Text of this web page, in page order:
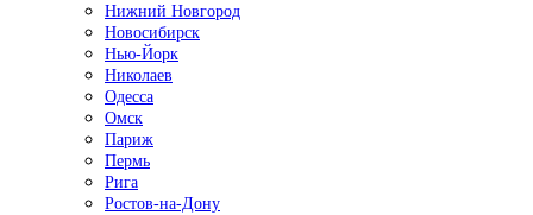
Нижний Новгород
Новосибирск
Нью-Йорк
Николаев
Одесса
Омск
Париж
Пермь
Рига
Ростов-на-Дону